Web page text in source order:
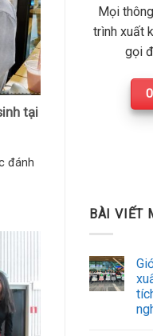
tại
đánh
Mọi
trình xuất
gọi
BÀI VIẾT